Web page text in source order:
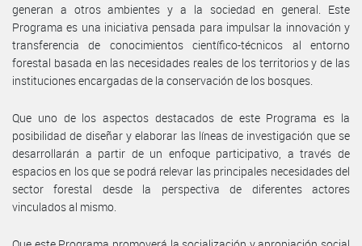
generan a otros ambientes y a la sociedad en general. Este
Programa es una iniciativa pensada para impulsar la innovación y
transferencia de conocimientos científico-técnicos al entorno
forestal basada en las necesidades reales de los territorios y de las
instituciones encargadas de la conservación de los bosques.
Que uno de los aspectos destacados de este Programa es la
posibilidad de diseñar y elaborar las líneas de investigación que se
desarrollarán a partir de un enfoque participativo, a través de
espacios en los que se podrá relevar las principales necesidades del
sector forestal desde la perspectiva de diferentes actores
vinculados al mismo.